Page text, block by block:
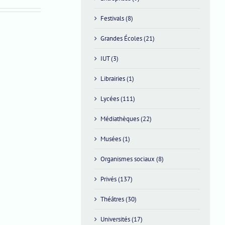
Festivals (8)
Grandes Écoles (21)
IUT (3)
Librairies (1)
Lycées (111)
Médiathèques (22)
Musées (1)
Organismes sociaux (8)
Privés (137)
Théâtres (30)
Universités (17)